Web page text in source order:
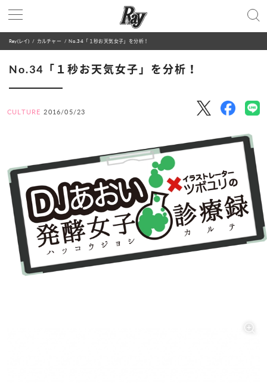
Ray(レイ) カルチャー No.34「１秒お天気女子」を分析！
No.34「１秒お天気女子」を分析！
CULTURE 2016/05/23